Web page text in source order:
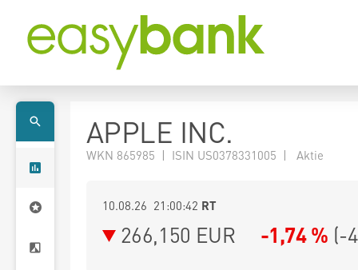
APPLE INC.
WKN 865985 | ISIN US0378331005 | Aktie
10.08.26 21:00:42 RT
266,150 EUR -1,74 % (-